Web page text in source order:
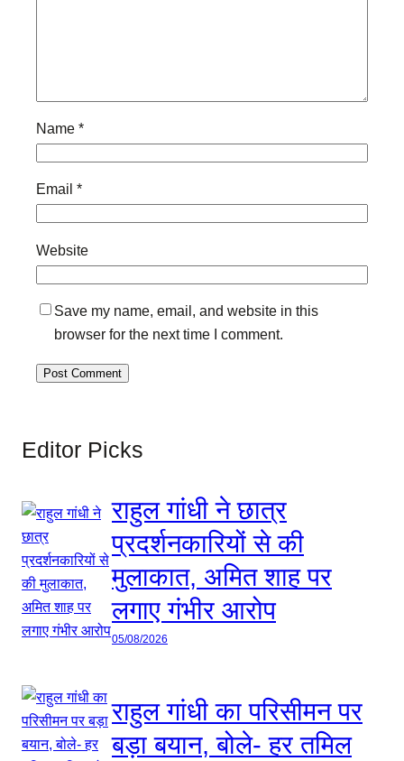
Name *
Email *
Website
Save my name, email, and website in this
browser for the next time I comment.
Editor Picks
राहुल गांधी ने छात्र
प्रदर्शनकारियों से की
मुलाकात, अमित शाह पर
लगाए गंभीर आरोप
05/08/2026
राहुल गांधी का परिसीमन पर
बड़ा बयान, बोले- हर तमिल